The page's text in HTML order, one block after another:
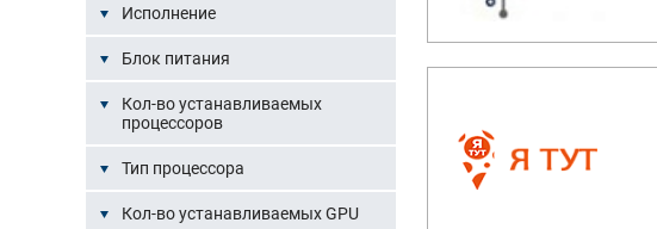
Исполнение
Блок питания
Кол-во устанавливаемых
процессоров
Тип процессора
Кол-во устанавливаемых GPU